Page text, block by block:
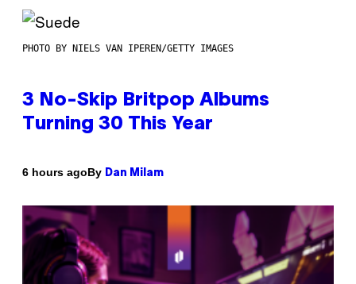
PHOTO BY NIELS VAN IPEREN/GETTY IMAGES
3 No-Skip Britpop Albums
Turning 30 This Year
6 hours agoBy Dan Milam